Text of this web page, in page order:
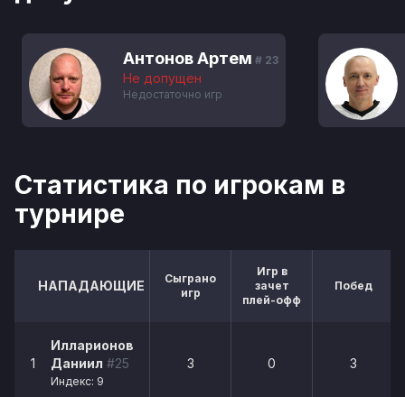
Антонов Артем # 23
Не допущен
Недостаточно игр
Статистика по игрокам в
турнире
НАПАДАЮЩИЕ
Сыграно
игр
Игр в
зачет
плей-офф
Побед
1
Илларионов
Даниил #25
Индекс: 9
3 0 3